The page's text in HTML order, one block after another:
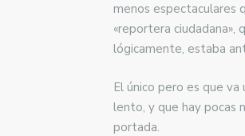
menos espectaculares
«reportera ciudadana»,
lógicamente, estaba
El único pero es que va
lento, y que hay pocas
portada.